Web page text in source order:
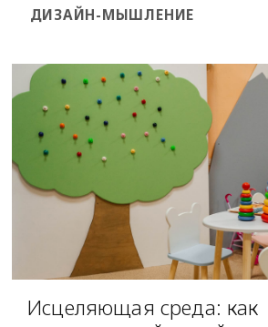
ДИЗАЙН-МЫШЛЕНИЕ
Исцеляющая среда: как